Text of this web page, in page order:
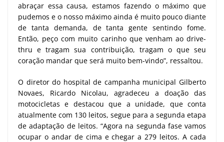
abraçar essa causa, estamos fazendo o máximo que
pudemos e o nosso máximo ainda é muito pouco diante
de tanta demanda, de tanta gente sentindo fome.
Então, peço com muito carinho que venham ao drive-
thru e tragam sua contribuição, tragam o que seu
coração mandar que será muito bem-vindo”, ressaltou.
O diretor do hospital de campanha municipal Gilberto
Novaes, Ricardo Nicolau, agradeceu a doação das
motocicletas e destacou que a unidade, que conta
atualmente com 130 leitos, segue para a segunda etapa
de adaptação de leitos. “Agora na segunda fase vamos
ocupar o andar de cima e chegar a 279 leitos. A cada